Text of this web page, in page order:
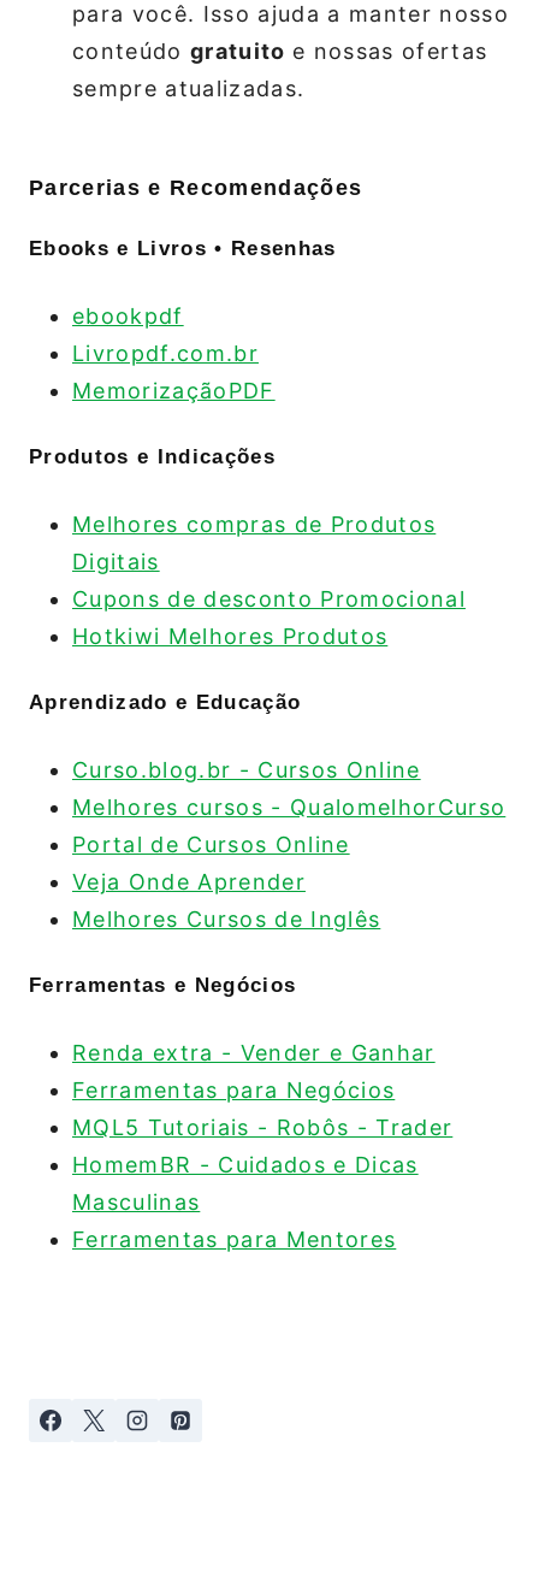
para você. Isso ajuda a manter nosso
conteúdo gratuito e nossas ofertas
sempre atualizadas.
Parcerias e Recomendações
Ebooks e Livros • Resenhas
ebookpdf
Livropdf.com.br
MemorizaçãoPDF
Produtos e Indicações
Melhores compras de Produtos
Digitais
Cupons de desconto Promocional
Hotkiwi Melhores Produtos
Aprendizado e Educação
Curso.blog.br - Cursos Online
Melhores cursos - QualomelhorCurso
Portal de Cursos Online
Veja Onde Aprender
Melhores Cursos de Inglês
Ferramentas e Negócios
Renda extra - Vender e Ganhar
Ferramentas para Negócios
MQL5 Tutoriais - Robôs - Trader
HomemBR - Cuidados e Dicas
Masculinas
Ferramentas para Mentores